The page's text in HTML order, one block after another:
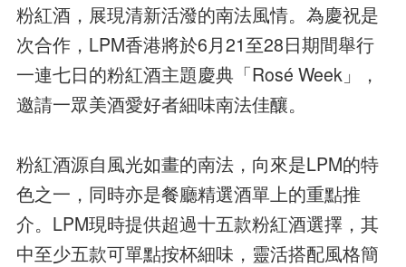
粉紅酒，展現清新活潑的南法風情。為慶祝是
次合作，LPM香港將於6月21至28日期間舉行
一連七日的粉紅酒主題慶典「Rosé Week」，
邀請一眾美酒愛好者細味南法佳釀。
粉紅酒源自風光如畫的南法，向來是LPM的特
色之一，同時亦是餐廳精選酒單上的重點推
介。LPM現時提供超過十五款粉紅酒選擇，其
中至少五款可單點按杯細味，靈活搭配風格簡